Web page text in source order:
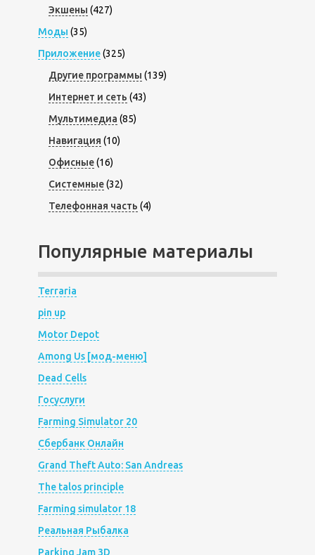
Экшены (427)
Моды (35)
Приложение(325)
Другие программы (139)
Интернет и сеть (43)
Мультимедиа (85)
Навигация (10)
Офисные(16)
Системные(32)
Телефонная часть (4)
Популярные материалы
Terraria
pin up
Motor Depot
Among Us [мод-меню]
Dead Cells
Госуслуги
Farming Simulator 20
Сбербанк Онлайн
Grand Theft Auto: San Andreas
The talos principle
Farming simulator 18
Реальная Рыбалка
Parking Jam 3D